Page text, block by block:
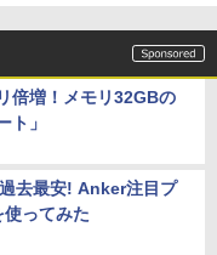
倍増！メモリ32GBの
ト」
去最安! Anker注目プ
ってみた